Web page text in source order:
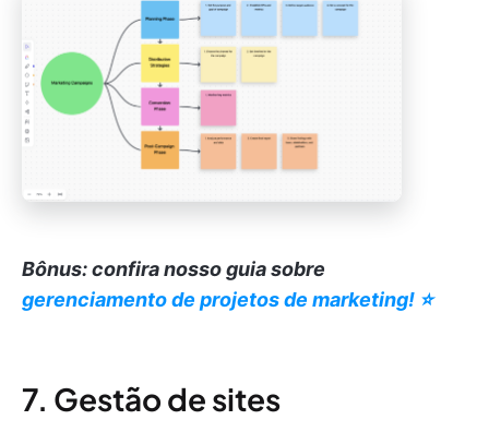
Bônus: confira nosso guia sobre
gerenciamento de projetos de marketing! ⭐️
7. Gestão de sites